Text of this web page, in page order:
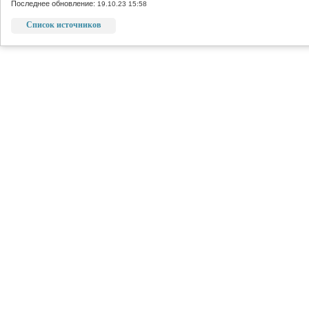
Последнее обновление: 19.10.23 15:58
Список источников